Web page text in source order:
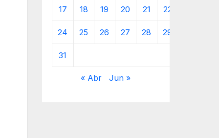
17 18 19 20 21 22
24 25 26 27 28 29
31
« Abr Jun »